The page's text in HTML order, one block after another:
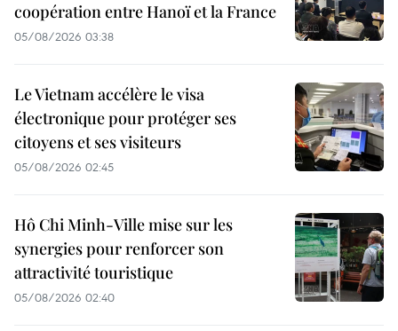
coopération entre Hanoï et la France
05/08/2026 03:38
Le Vietnam accélère le visa
électronique pour protéger ses
citoyens et ses visiteurs
05/08/2026 02:45
Hô Chi Minh-Ville mise sur les
synergies pour renforcer son
attractivité touristique
05/08/2026 02:40